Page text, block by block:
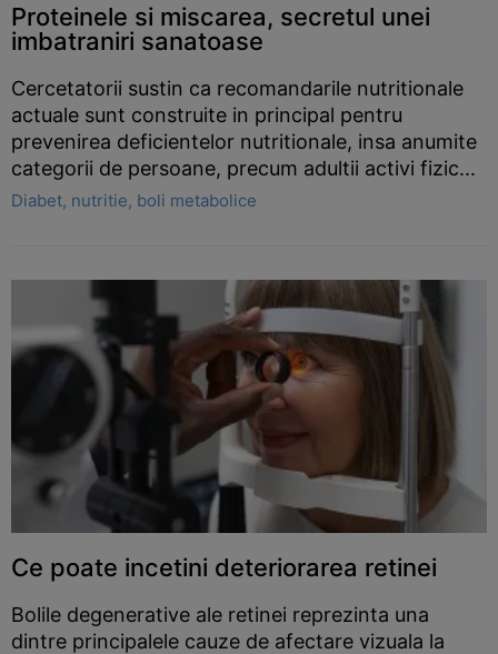
Proteinele si miscarea, secretul unei
imbatraniri sanatoase
Cercetatorii sustin ca recomandarile nutritionale
actuale sunt construite in principal pentru
prevenirea deficientelor nutritionale, insa anumite
categorii de persoane, precum adultii activi fizic...
Diabet, nutritie, boli metabolice
Ce poate incetini deteriorarea retinei
Bolile degenerative ale retinei reprezinta una
dintre principalele cauze de afectare vizuala la